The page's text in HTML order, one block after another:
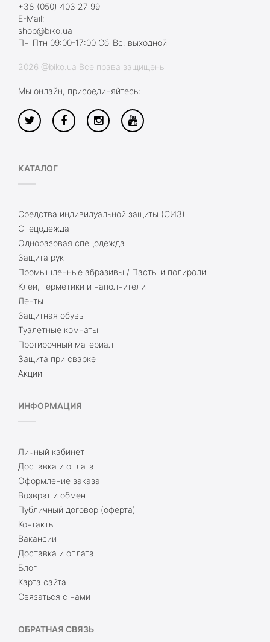
+38 (050) 403 27 99
E-Mail:
shop@biko.ua
Пн-Птн 09:00-17:00 Сб-Вс: выходной
2026 @biko.ua Все права защищены
Мы онлайн, присоединяйтесь:
КАТАЛОГ
Средства индивидуальной защиты (СИЗ)
Спецодежда
Одноразовая спецодежда
Защита рук
Промышленные абразивы / Пасты и полироли
Клеи, герметики и наполнители
Ленты
Защитная обувь
Туалетные комнаты
Протирочный материал
Защита при сварке
Акции
ИНФОРМАЦИЯ
Личный кабинет
Доставка и оплата
Оформление заказа
Возврат и обмен
Публичный договор (оферта)
Контакты
Вакансии
Доставка и оплата
Блог
Карта сайта
Связаться с нами
ОБРАТНАЯ СВЯЗЬ